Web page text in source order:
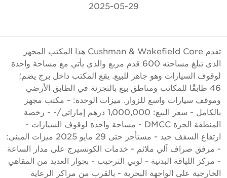
2025-05-29
تقدم Cushman & Wakefield Core هذا المكتب المجهز
الذي تبلغ مساحته 600 قدم مربع والذي يأتي مع مساحة واحدة
لوقوف السيارات وهو جاهز للبيع. يقع المكتب داخل برج يضم؛
46 طابقًا للمكاتب ومناطق بيع بالتجزئة في الطابق الأرضي
وموقف سيارات واسع للزوار. ميزات الوحدة: - مكتب مجهز
بالكامل - سعر البيع: 1,000,000 درهم إماراتي/- - رخصة
المنطقة الحرة DMCC - مساحة واحدة لوقوف السيارات -
ارتفاع السقف جيد - مستأجر حتى 29 مايو 2025 ميزات المبنى:
- مرفق صراف آلي ملائم - خدمات الكونسيرج على مدار الساعة
- مركز اللياقة البدنية - لوبي الترحيب - بجوار العديد من المقاهي
الخارجية على الواجهة البحرية - بالقرب من مراكز الرعاية